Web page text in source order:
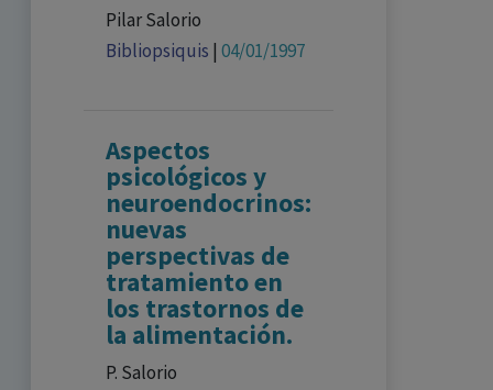
Pilar Salorio
Bibliopsiquis | 04/01/1997
Aspectos
psicológicos y
neuroendocrinos:
nuevas
perspectivas de
tratamiento en
los trastornos de
la alimentación.
P. Salorio